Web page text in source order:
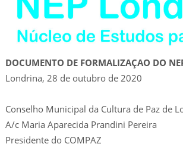
DOCUMENTO DE FORMALIZAÇAO DO
Londrina, 28 de outubro de 2020
Conselho Municipal da Cultura de Paz de
A/c Maria Aparecida Prandini Pereira
Presidente do COMPAZ